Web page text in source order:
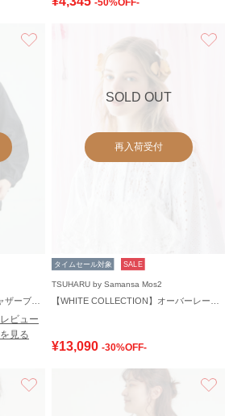
-50%OFF-
レビュー
を見る
SOLD OUT
再入荷受付
タイムセール対象 SALE
TSUHARU by Samansa Mos2
¥13,090 -30%OFF-